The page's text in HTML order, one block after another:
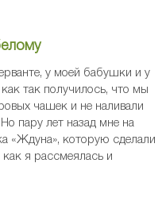
у моей бабушки и у
так получилось, что мы
чашек и не наливали
пару лет назад мне на
«Ждуна», которую сделали
я рассмеялась и